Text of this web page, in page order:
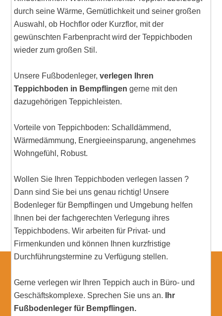
durch seine Wärme, Gemütlichkeit und seiner großen
Auswahl, ob Hochflor oder Kurzflor, mit der
gewünschten Farbenpracht wird der Teppichboden
wieder zum großen Stil.
Unsere Fußbodenleger,verlegen Ihren
Teppichboden in Bempflingen gerne mit den
dazugehörigen Teppichleisten.
Vorteile von Teppichboden: Schalldämmend,
Wärmedämmung, Energieeinsparung, angenehmes
Wohngefühl, Robust.
Wollen Sie Ihren Teppichboden verlegen lassen ?
Dann sind Sie bei uns genau richtig! Unsere
Bodenleger für Bempflingen und Umgebung helfen
Ihnen bei der fachgerechten Verlegung ihres
Teppichbodens. Wir arbeiten für Privat- und
Firmenkunden und können Ihnen kurzfristige
Durchführungstermine zu Verfügung stellen.
Gerne verlegen wir Ihren Teppich auch in Büro- und
Geschäftskomplexe. Sprechen Sie uns an.
Ihr
Fußbodenleger für Bempflingen.